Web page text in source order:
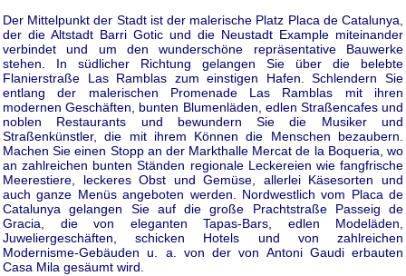
Der Mittelpunkt der Stadt ist der malerische Platz Placa de Catalunya,
der die Altstadt Barri Gotic und die Neustadt Example miteinander
verbindet und um den wunderschöne repräsentative Bauwerke
stehen. In südlicher Richtung gelangen Sie über die belebte
Flanierstraße Las Ramblas zum einstigen Hafen. Schlendern Sie
entlang der malerischen Promenade Las Ramblas mit ihren
modernen Geschäften, bunten Blumenläden, edlen Straßencafes und
noblen Restaurants und bewundern Sie die Musiker und
Straßenkünstler, die mit ihrem Können die Menschen bezaubern.
Machen Sie einen Stopp an der Markthalle Mercat de la Boqueria, wo
an zahlreichen bunten Ständen regionale Leckereien wie fangfrische
Meerestiere, leckeres Obst und Gemüse, allerlei Käsesorten und
auch ganze Menüs angeboten werden. Nordwestlich vom Placa de
Catalunya gelangen Sie auf die große Prachtstraße Passeig de
Gracia, die von eleganten Tapas-Bars, edlen Modeläden,
Juweliergeschäften, schicken Hotels und von zahlreichen
Modernisme-Gebäuden u. a. von der von Antoni Gaudi erbauten
Casa Mila gesäumt wird.